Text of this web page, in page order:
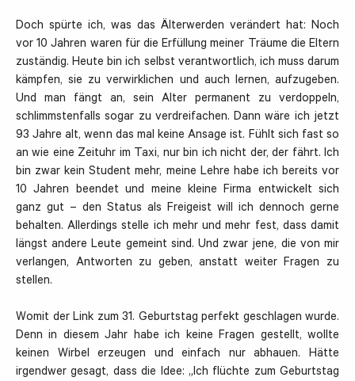
Doch spürte ich, was das Älterwerden verändert hat: Noch
vor 10 Jahren waren für die Erfüllung meiner Träume die Eltern
zuständig. Heute bin ich selbst verantwortlich, ich muss darum
kämpfen, sie zu verwirklichen und auch lernen, aufzugeben.
Und man fängt an, sein Alter permanent zu verdoppeln,
schlimmstenfalls sogar zu verdreifachen. Dann wäre ich jetzt
93 Jahre alt, wenn das mal keine Ansage ist. Fühlt sich fast so
an wie eine Zeituhr im Taxi, nur bin ich nicht der, der fährt. Ich
bin zwar kein Student mehr, meine Lehre habe ich bereits vor
10 Jahren beendet und meine kleine Firma entwickelt sich
ganz gut – den Status als Freigeist will ich dennoch gerne
behalten. Allerdings stelle ich mehr und mehr fest, dass damit
längst andere Leute gemeint sind. Und zwar jene, die von mir
verlangen, Antworten zu geben, anstatt weiter Fragen zu
stellen.
Womit der Link zum 31. Geburtstag perfekt geschlagen wurde.
Denn in diesem Jahr habe ich keine Fragen gestellt, wollte
keinen Wirbel erzeugen und einfach nur abhauen. Hätte
irgendwer gesagt, dass die Idee: „Ich flüchte zum Geburtstag